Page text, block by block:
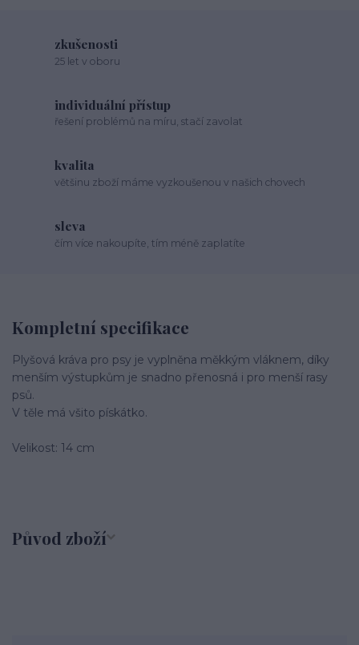
zkušenosti
25 let v oboru
individuální přístup
řešení problémů na míru, stačí zavolat
kvalita
většinu zboží máme vyzkoušenou v našich chovech
sleva
čím více nakoupíte, tím méně zaplatíte
Kompletní specifikace
Plyšová kráva pro psy je vyplněna měkkým vláknem, díky
menším výstupkům je snadno přenosná i pro menší rasy
psů.
V těle má všito pískátko.
Velikost: 14 cm
Původ zboží